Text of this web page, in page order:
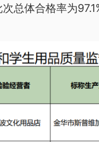
总体合格率为